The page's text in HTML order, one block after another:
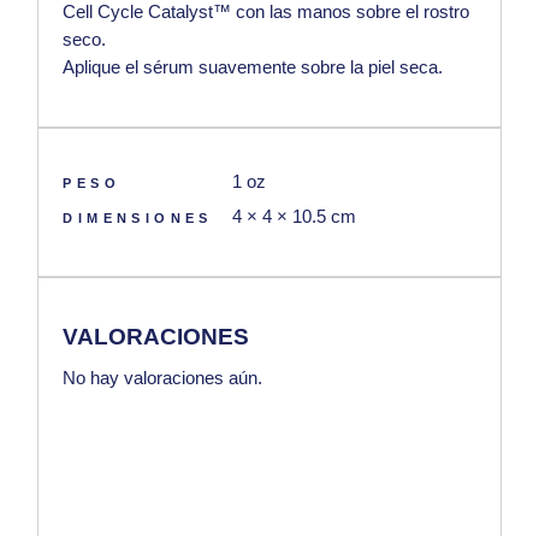
Cell Cycle Catalyst™ con las manos sobre el rostro
seco.
Aplique el sérum suavemente sobre la piel seca.
PESO 1 oz
DIMENSIONES 4 × 4 × 10.5 cm
VALORACIONES
No hay valoraciones aún.